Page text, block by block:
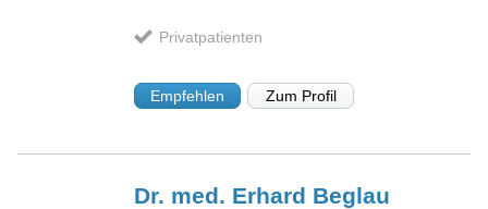
Privatpatienten
Empfehlen Zum Profil
Dr. med. Erhard Beglau